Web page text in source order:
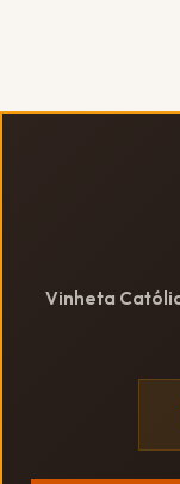
Vinheta